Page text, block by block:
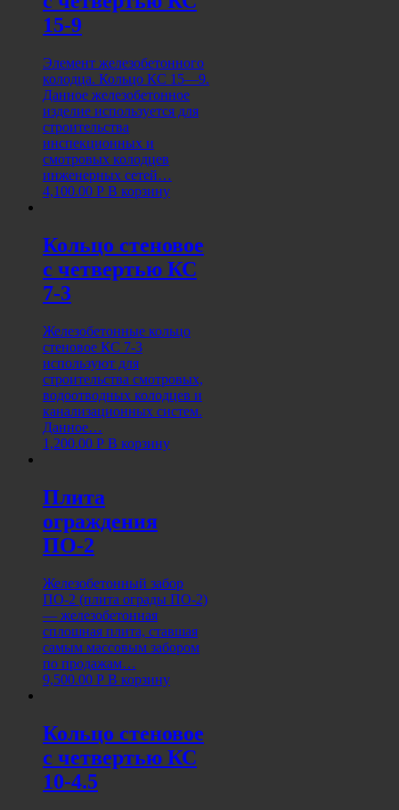
15-9
Элемент железобетонного
колодца. Кольцо КС 15—9.
Данное железобетонное
изделие используется для
строительства
инспекционных и
смотровых колодцев
инженерных сетей…
4,100.00 Р В корзину
Кольцо стеновое
с четвертью КС
7-3
Железобетонные кольцо
стеновое КС 7-3
используют для
строительства смотровых,
водоотводных колодцев и
канализационных систем.
Данное…
1,200.00 Р В корзину
Плита
ограждения
ПО-2
Железобетонный забор
ПО-2 (плита ограды ПО-2)
— железобетонная
сплошная плита, ставшая
самым массовым забором
по продажам…
9,500.00 Р В корзину
Кольцо стеновое
с четвертью КС
10-4.5